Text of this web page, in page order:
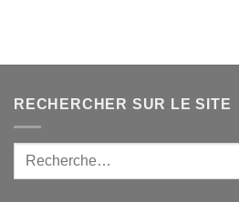
RECHERCHER SUR LE SITE